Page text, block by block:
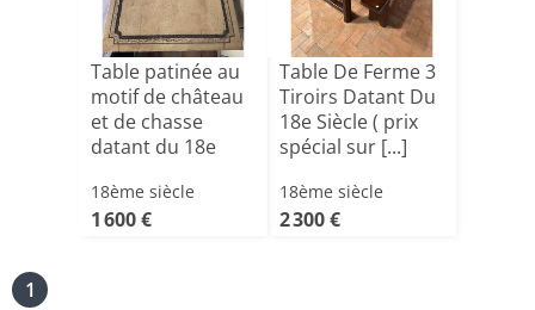
Table patinée au
motif de château
et de chasse
datant du 18e
18ème siècle
1 600 €
Table De Ferme 3
Tiroirs Datant Du
18e Siècle ( prix
spécial sur [...]
18ème siècle
2 300 €
1